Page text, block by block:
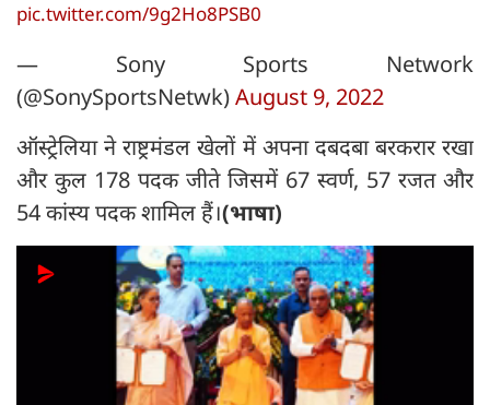
pic.twitter.com/9g2Ho8PSB0
— Sony Sports Network
(@SonySportsNetwk)August 9, 2022
ऑस्ट्रेलिया ने राष्ट्रमंडल खेलों में अपना दबदबा बरकरार रखा
और कुल 178 पदक जीते जिसमें 67 स्वर्ण, 57 रजत और
54 कांस्य पदक शामिल हैं।(भाषा)